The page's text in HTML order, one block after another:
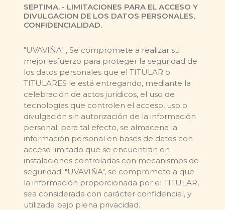
SEPTIMA. - LIMITACIONES PARA EL ACCESO Y
DIVULGACION DE LOS DATOS PERSONALES,
CONFIDENCIALIDAD.
"UVAVIÑA" , Se compromete a realizar su
mejor esfuerzo para proteger la seguridad de
los datos personales que el TITULAR o
TITULARES le está entregando, mediante la
celebración de actos jurídicos, el uso de
tecnologías que controlen el acceso, uso o
divulgación sin autorización de la información
personal; para tal efecto, se almacena la
información personal en bases de datos con
acceso limitado que se encuentran en
instalaciones controladas con mecanismos de
seguridad; "UVAVIÑA", se compromete a que
la información proporcionada por el TITULAR,
sea considerada con carácter confidencial, y
utilizada bajo plena privacidad.